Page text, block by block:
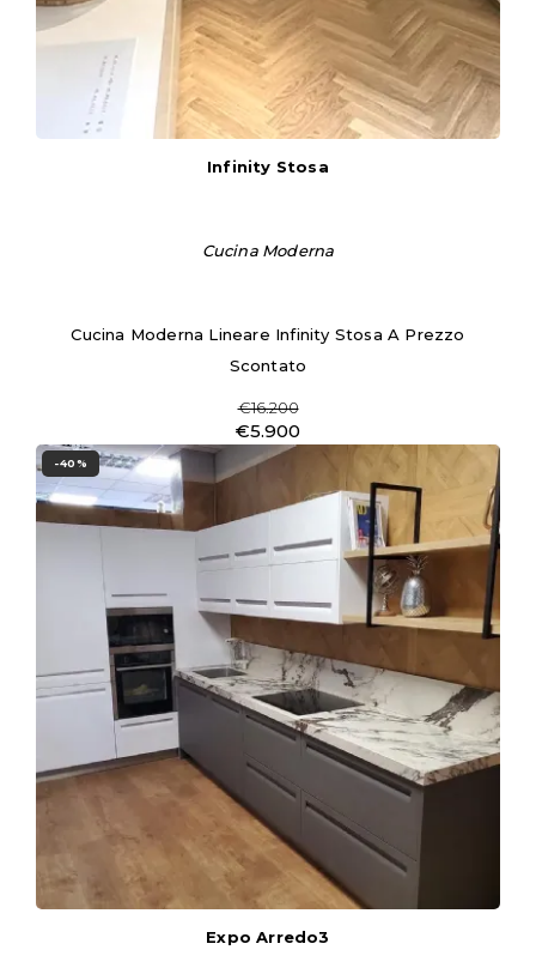
Infinity Stosa
Cucina Moderna
Cucina Moderna Lineare Infinity Stosa A Prezzo
Scontato
€16.200
€5.900
-40%
Expo Arredo3